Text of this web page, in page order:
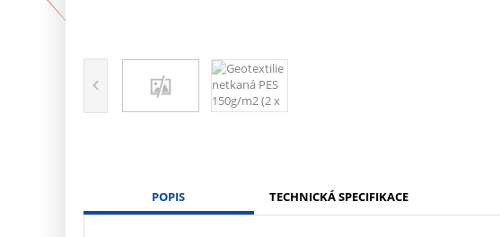
POPIS TECHNICKÁ SPECIFIKACE